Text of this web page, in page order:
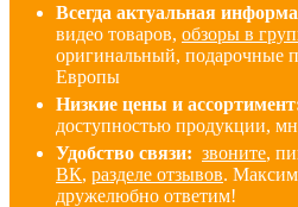
Всегда актуальная
видео товаров, обзоры в
оригинальный, подарочные
Европы
Низкие цены и
доступностью продукции,
Удобство связи: звоните,
ВК, разделе отзывов.
дружелюбно ответим!